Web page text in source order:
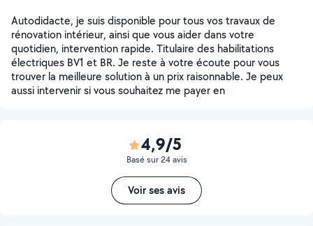
Autodidacte, je suis disponible pour tous vos travaux de
rénovation intérieur, ainsi que vous aider dans votre
quotidien, intervention rapide. Titulaire des habilitations
électriques BV1 et BR. Je reste à votre écoute pour vous
trouver la meilleure solution à un prix raisonnable. Je peux
aussi intervenir si vous souhaitez me payer en
4,9/5
Basé sur 24 avis
Voir ses avis